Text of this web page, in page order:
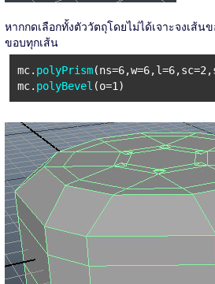
หากกดเลือกทั้งตัววัตถุโดยไม่ได้เจาะจงเส้น
ขอบทุกเส้น
mc. polyPrism
mc. polyBevel (o=1)